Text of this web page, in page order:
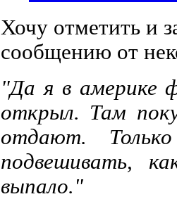
Хочу отметить и
сообщению от
"Да я в америке
открыл. Там
отдают.
подвешивать,
выпало."